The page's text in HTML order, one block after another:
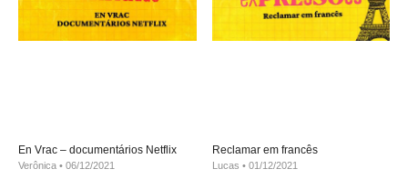
En Vrac – documentários Netflix
Verônica 06/12/2021
Reclamar em francês
Lucas 01/12/2021